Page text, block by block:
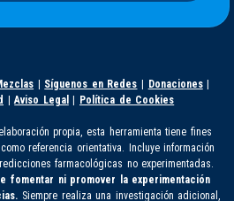
Síguenos en Redes Donaciones|
|Aviso Legal Política de Cookies
propia, esta herramienta tiene fines
referencia orientativa. Incluye información
farmacológicas no experimentadas.
fomentar ni promover la experimentación
Siempre realiza una investigación adicional,